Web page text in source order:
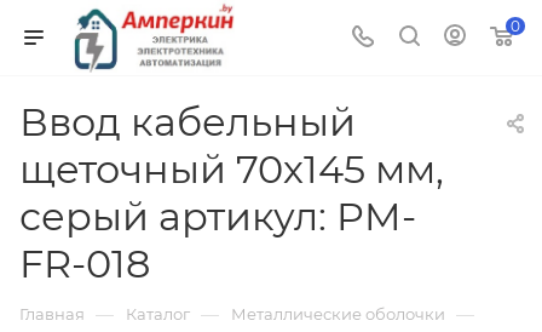
0
Ввод кабельный
щеточный 70х145 мм,
серый артикул: PM-
FR-018
Главная — Каталог — Металлические оболочки —